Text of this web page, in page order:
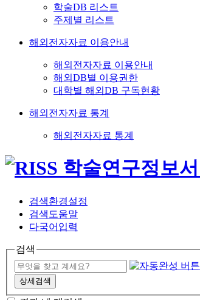
학술DB 리스트
주제별 리스트
해외전자자료 이용안내
해외전자자료 이용안내
해외DB별 이용권한
대학별 해외DB 구독현황
해외전자자료 통계
해외전자자료 통계
검색환경설정
검색도움말
다국어입력
검색
상세검색